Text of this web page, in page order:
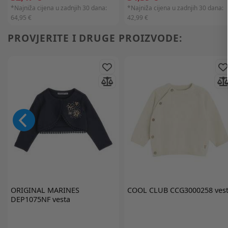
*Najniža cijena u zadnjih 30 dana:
64,95 €
*Najniža cijena u zadnjih 30 dana:
42,99 €
PROVJERITE I DRUGE PROIZVODE:
ORIGINAL MARINES
DEP1075NF vesta
COOL CLUBCCG3000258